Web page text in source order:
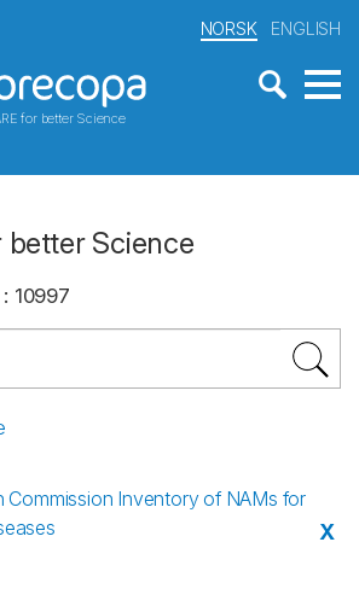
for better Science
NORSK ENGLISH
better Science
10997
Commission Inventory of NAMs for
X